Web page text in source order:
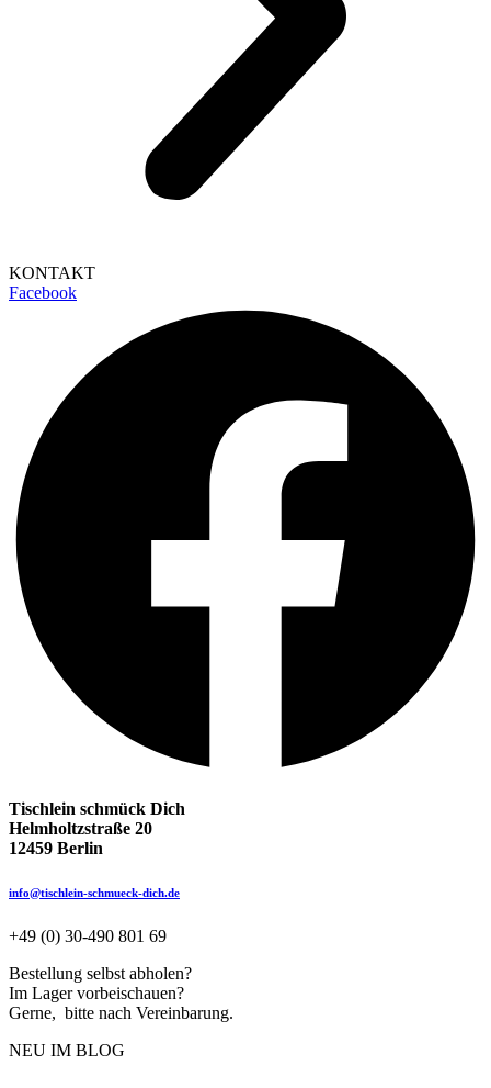
KONTAKT
Facebook
Tischlein schmück Dich
Helmholtzstraße 20
12459 Berlin
info@tischlein-schmueck-dich.de
+49 (0) 30-490 801 69
Bestellung selbst abholen?
Im Lager vorbeischauen?
Gerne, bitte nach Vereinbarung.
NEU IM BLOG